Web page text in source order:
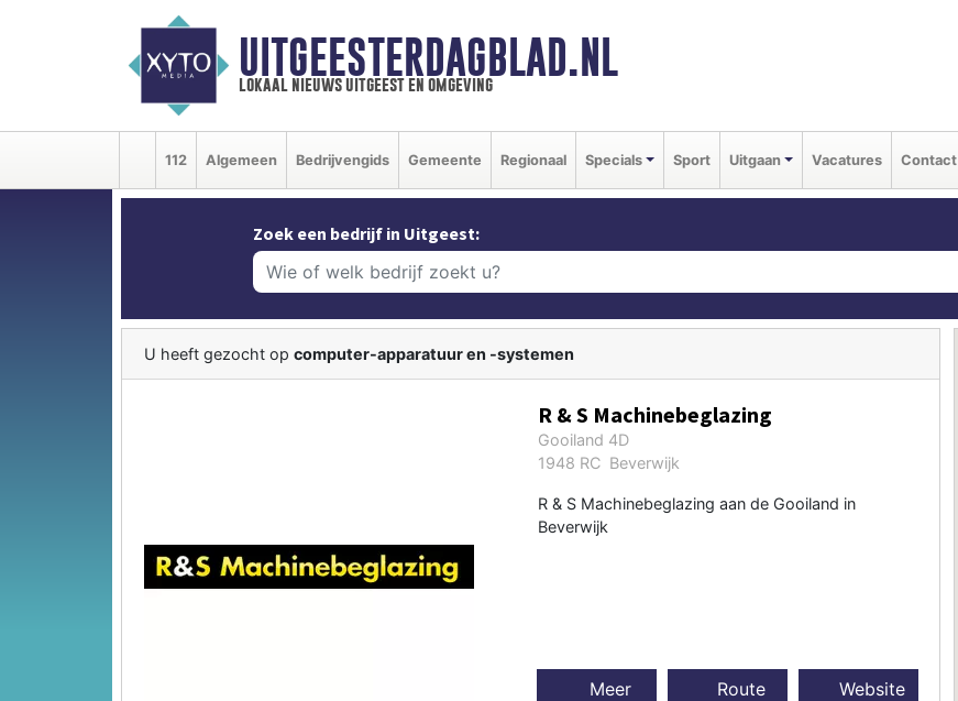
UITGEESTERDAGBLAD.NL
lokaal nieuws uitgeest en omgeving
112 Algemeen Bedrijvengids Gemeente Regionaal Specials Sport Uitgaan Vacatures Contact
Zoek een bedrijf in Uitgeest:
U heeft gezocht op computer-apparatuur en -systemen
R & S Machinebeglazing
Gooiland 4D
1948 RC Beverwijk
R & S Machinebeglazing aan de Gooiland in
Beverwijk
Meer
Route Website